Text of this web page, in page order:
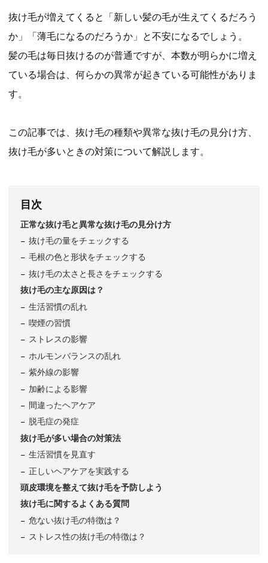
抜け毛が増えてくると「新しい髪の毛が生えてくるだろう
か」「薄毛になるのだろうか」と不安になるでしょう。
髪の毛は毎日抜けるのが普通ですが、本数が明らかに増え
ている場合は、何らかの異常が起きている可能性がありま
す。
この記事では、抜け毛の種類や異常な抜け毛の見分け方、
抜け毛が多いときの対策について解説します。
目次
正常な抜け毛と異常な抜け毛の見分け方
抜け毛の量をチェックする
毛根の色と形状をチェックする
抜け毛の太さと長さをチェックする
抜け毛の主な原因は？
生活習慣の乱れ
喫煙の習慣
ストレスの影響
ホルモンバランスの乱れ
紫外線の影響
加齢による影響
間違ったヘアケア
脱毛症の発症
抜け毛が多い場合の対策法
生活習慣を見直す
正しいヘアケアを実践する
頭皮環境を整えて抜け毛を予防しよう
抜け毛に関するよくある質問
危ない抜け毛の特徴は？
ストレス性の抜け毛の特徴は？